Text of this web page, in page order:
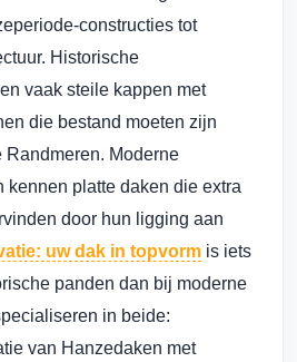
constructies tot
Historische
vaak steile kappen met
die bestand moeten zijn
Randmeren. Moderne
kennen platte daken die extra
door hun ligging aan
uw dak in topvorm is iets
panden dan bij moderne
in beide:
van Hanzedaken met